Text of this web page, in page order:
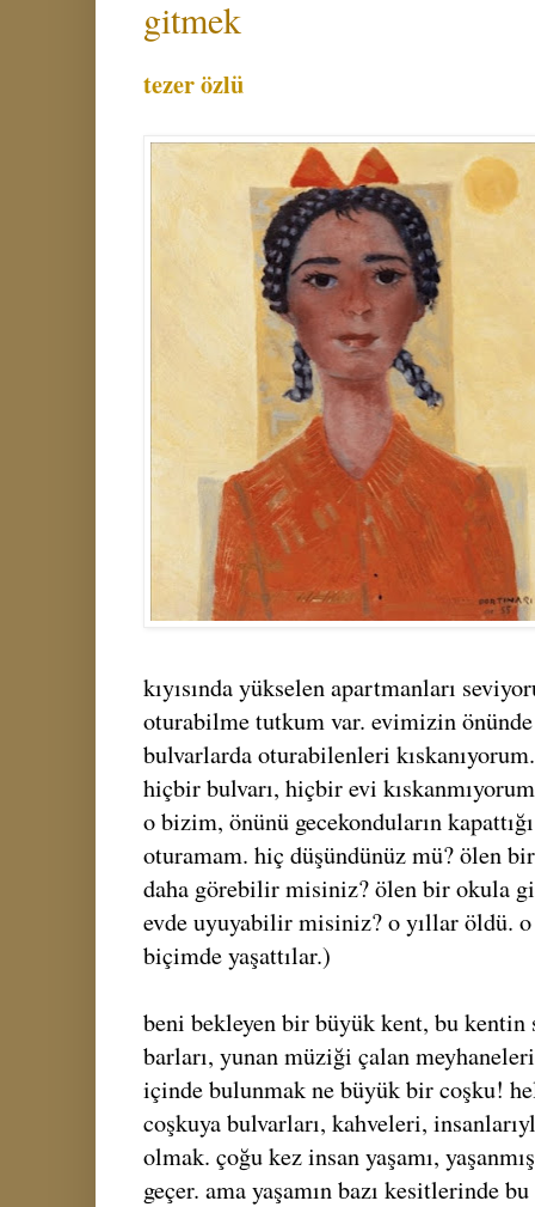
gitmek
tezer özlü
kıyısında yükselen apartmanları
oturabilme tutkum var. evimizin
bulvarlarda oturabilenleri
hiçbir bulvarı, hiçbir evi
o bizim, önünü gecekonduların
oturamam. hiç düşündünüz mü? ölen
daha görebilir misiniz? ölen bir okula
evde uyuyabilir misiniz? o yıllar öldü.
biçimde yaşattılar.)
beni bekleyen bir büyük kent, bu kentin
barları, yunan müziği çalan
içinde bulunmak ne büyük bir coşku!
coşkuya bulvarları, kahveleri,
olmak. çoğu kez insan yaşamı,
geçer. ama yaşamın bazı kesitlerinde